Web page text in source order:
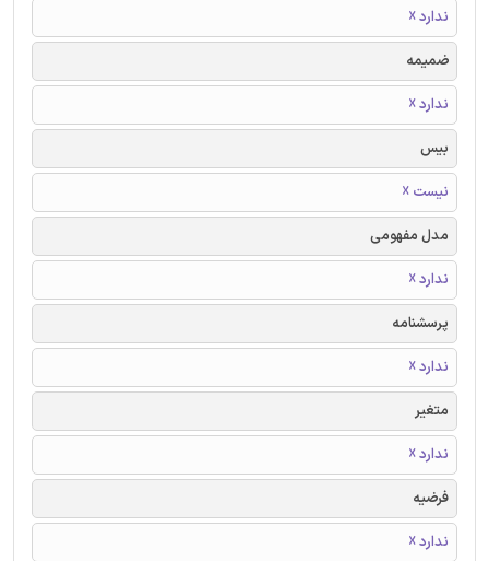
ندارد ☓
ضمیمه
ندارد ☓
بیس
نیست ☓
مدل مفهومی
ندارد ☓
پرسشنامه
ندارد ☓
متغیر
ندارد ☓
فرضیه
ندارد ☓